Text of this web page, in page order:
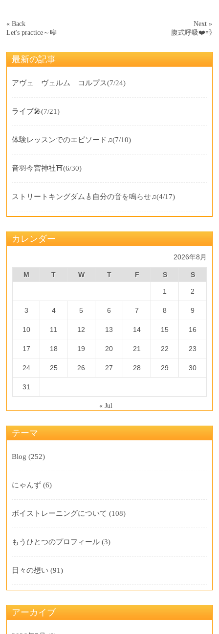
« Back
Let's practice～🎼
Next »
腹式呼吸❤️💨
最新の記事
アヴェ ヴェルム コルプス(7/24)
ライブ🎤(7/21)
体験レッスンでのエピソード♫(7/10)
音羽今宮神社⛩️(6/30)
ストリートキングダム🎸自分の音を鳴らせ♫(4/17)
カレンダー
2026年8月
M T W T F S S
1 2
3 4 5 6 7 8 9
10 11 12 13 14 15 16
17 18 19 20 21 22 23
24 25 26 27 28 29 30
31
« Jul
テーマ
Blog (252)
にゃんず (6)
ボイストレーニングについて (108)
もうひとつのプロフィール (3)
日々の想い (91)
アーカイブ